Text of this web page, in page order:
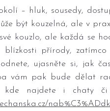
– hluk, sousedy,
být kouzelná, ale v
kouzlo, ale každá se
blízkosti přírody,
ujasněte si, jak
vám pak bude dělat